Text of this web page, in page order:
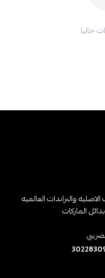
حاليا
والبراندات العالميه
الماركات